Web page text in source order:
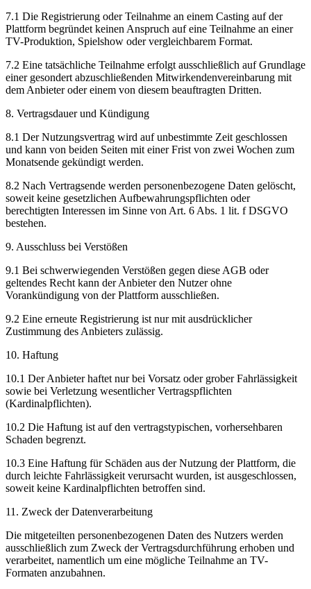
7.1 Die Registrierung oder Teilnahme an einem Casting auf der
Plattform begründet keinen Anspruch auf eine Teilnahme an einer
TV-Produktion, Spielshow oder vergleichbarem Format.
7.2 Eine tatsächliche Teilnahme erfolgt ausschließlich auf Grundlage
einer gesondert abzuschließenden Mitwirkendenvereinbarung mit
dem Anbieter oder einem von diesem beauftragten Dritten.
8. Vertragsdauer und Kündigung
8.1 Der Nutzungsvertrag wird auf unbestimmte Zeit geschlossen
und kann von beiden Seiten mit einer Frist von zwei Wochen zum
Monatsende gekündigt werden.
8.2 Nach Vertragsende werden personenbezogene Daten gelöscht,
soweit keine gesetzlichen Aufbewahrungspflichten oder
berechtigten Interessen im Sinne von Art. 6 Abs. 1 lit. f DSGVO
bestehen.
9. Ausschluss bei Verstößen
9.1 Bei schwerwiegenden Verstößen gegen diese AGB oder
geltendes Recht kann der Anbieter den Nutzer ohne
Vorankündigung von der Plattform ausschließen.
9.2 Eine erneute Registrierung ist nur mit ausdrücklicher
Zustimmung des Anbieters zulässig.
10. Haftung
10.1 Der Anbieter haftet nur bei Vorsatz oder grober Fahrlässigkeit
sowie bei Verletzung wesentlicher Vertragspflichten
(Kardinalpflichten).
10.2 Die Haftung ist auf den vertragstypischen, vorhersehbaren
Schaden begrenzt.
10.3 Eine Haftung für Schäden aus der Nutzung der Plattform, die
durch leichte Fahrlässigkeit verursacht wurden, ist ausgeschlossen,
soweit keine Kardinalpflichten betroffen sind.
11. Zweck der Datenverarbeitung
Die mitgeteilten personenbezogenen Daten des Nutzers werden
ausschließlich zum Zweck der Vertragsdurchführung erhoben und
verarbeitet, namentlich um eine mögliche Teilnahme an TV-
Formaten anzubahnen.